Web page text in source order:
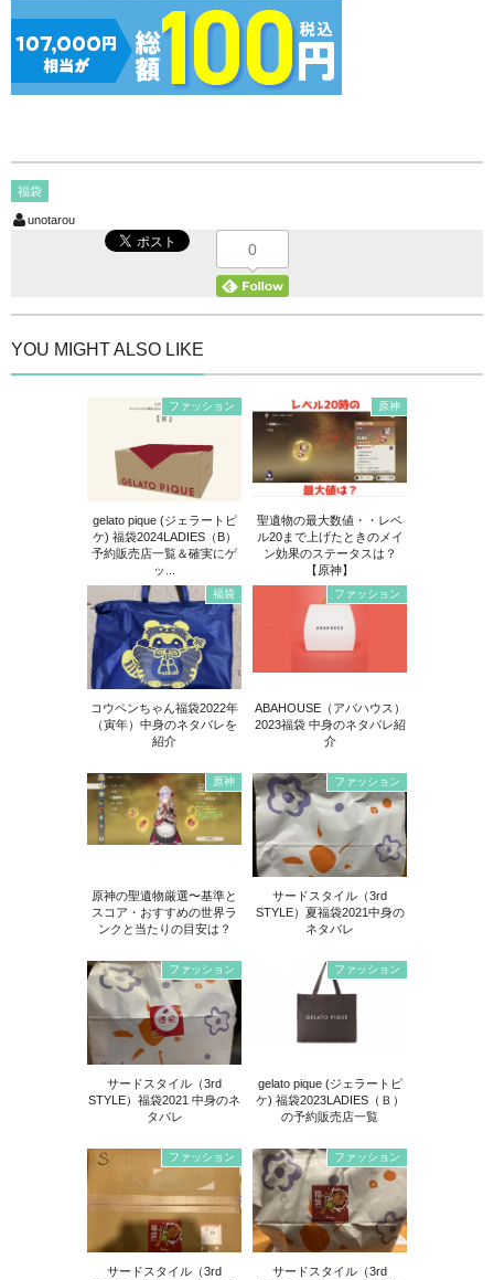
福袋
unotarou
0
YOU MIGHT ALSO LIKE
ファッション
gelato pique (ジェラートピ
ケ) 福袋2024LADIES（B）
予約販売店一覧＆確実にゲ
ッ...
原神
聖遺物の最大数値・・レベ
ル20まで上げたときのメイ
ン効果のステータスは？
【原神】
福袋
コウペンちゃん福袋2022年
（寅年）中身のネタバレを
紹介
ファッション
ABAHOUSE（アバハウス）
2023福袋 中身のネタバレ紹
介
原神
原神の聖遺物厳選〜基準と
スコア・おすすめの世界ラ
ンクと当たりの目安は？
ファッション
サードスタイル（3rd
STYLE）夏福袋2021中身の
ネタバレ
ファッション
サードスタイル（3rd
STYLE）福袋2021 中身のネ
タバレ
ファッション
gelato pique (ジェラートピ
ケ) 福袋2023LADIES（Ｂ）
の予約販売店一覧
ファッション
サードスタイル（3rd
ファッション
サードスタイル（3rd